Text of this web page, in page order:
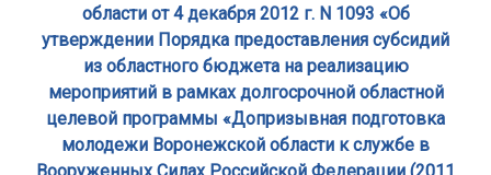
области от 4 декабря 2012 г. N 1093 «Об
утверждении Порядка предоставления субсидий
из областного бюджета на реализацию
мероприятий в рамках долгосрочной областной
целевой программы «Допризывная подготовка
молодежи Воронежской области к службе в